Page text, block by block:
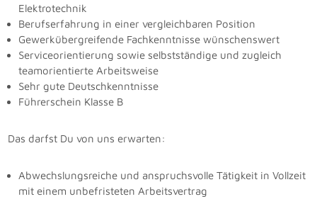
Elektrotechnik
Berufserfahrung in einer vergleichbaren Position
Gewerkübergreifende Fachkenntnisse wünschenswert
Serviceorientierung sowie selbstständige und zugleich
teamorientierte Arbeitsweise
Sehr gute Deutschkenntnisse
Führerschein Klasse B
Das darfst Du von uns erwarten:
Abwechslungsreiche und anspruchsvolle Tätigkeit in Vollzeit
mit einem unbefristeten Arbeitsvertrag